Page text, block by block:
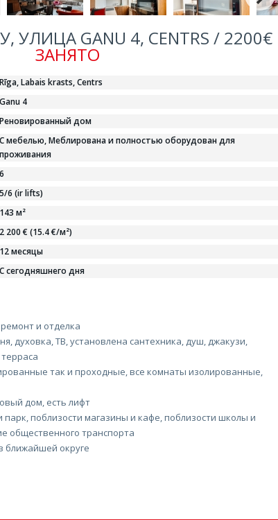
GANU 4, CENTRS / 2200€
ЗАНЯТО
Rīga, Labais krasts, Centrs
Ganu 4
Реновированный дом
С мебелью, Меблирована и полностью оборудован для
проживания
6
5/6 (ir lifts)
143 м²
2 200 € (15.4 €/м²)
12 месяцы
С сегодняшнего дня
и отделка
духовка, ТВ, установлена сантехника, душ, джакузи,
так и проходные, все комнаты изолированные,
дом, есть лифт
парк, поблизости магазины и кафе, поблизости школы и
общественного транспорта
ближайшей округе